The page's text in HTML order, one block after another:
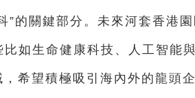
”的關鍵部分。未來河套香港
如生命健康科技、人工智能
希望積極吸引海內外的龍頭